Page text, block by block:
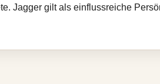
Jagger gilt als einflussreiche